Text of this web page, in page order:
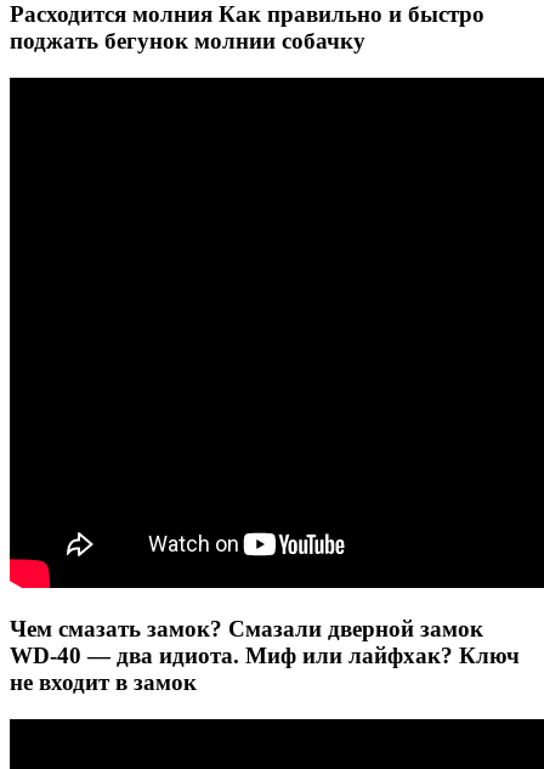
Расходится молния Как правильно и быстро
поджать бегунок молнии собачку
Чем смазать замок? Смазали дверной замок
WD-40 — два идиота. Миф или лайфхак? Ключ
не входит в замок